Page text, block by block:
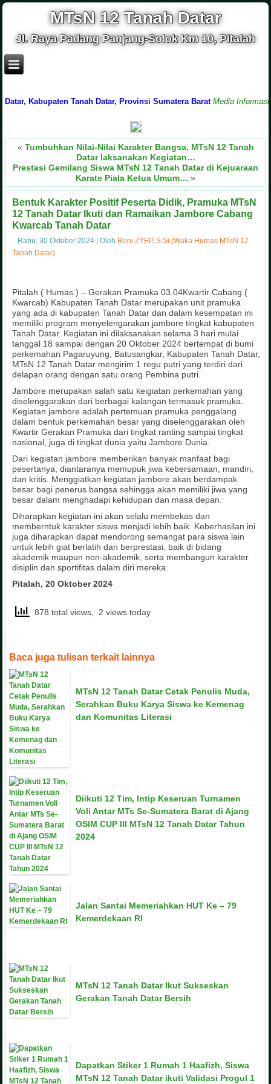
MTsN 12 Tanah Datar
Jl. Raya Padang Panjang-Solok Km 10, Pitalah
Kabupaten Tanah Datar, Provinsi Sumatera Barat Media Informasi dan
« Tumbuhkan Nilai-Nilai Karakter Bangsa, MTsN 12 Tanah
Datar laksanakan Kegiatan…
Prestasi Gemilang Siswa MTsN 12 Tanah Datar di Kejuaraan
Karate Piala Ketua Umum… »
Bentuk Karakter Positif Peserta Didik, Pramuka MTsN
12 Tanah Datar Ikuti dan Ramaikan Jambore Cabang
Kwarcab Tanah Datar
Rabu, 30 Oktober 2024 |Oleh Roni ZYEP, S.Si (Waka Humas MTsN 12
Tanah Datar)
Pitalah ( Humas ) – Gerakan Pramuka 03.04Kwartir Cabang (
Kwarcab) Kabupaten Tanah Datar merupakan unit pramuka
yang ada di kabupaten Tanah Datar dan dalam kesempatan ini
memiliki program menyelengarakan jambore tingkat kabupaten
Tanah Datar. Kegiatan ini dilaksanakan selama 3 hari mulai
tanggal 18 sampai dengan 20 Oktober 2024 bertempat di bumi
perkemahan Pagaruyung, Batusangkar, Kabupaten Tanah Datar,
MTsN 12 Tanah Datar mengirim 1 regu putri yang terdiri dari
delapan orang dengan satu orang Pembina putri.
Jambore merupakan salah satu keigiatan perkemahan yang
diselenggarakan dari berbagai kalangan termasuk pramuka.
Kegiatan jambore adalah pertemuan pramuka penggalang
dalam bentuk perkemahan besar yang diselenggarakan oleh
Kwartir Gerakan Pramuka dari tingkat ranting sampai tingkat
nasional, juga di tingkat dunia yaitu Jambore Dunia.
Dari kegiatan jambore memberikan banyak manfaat bagi
pesertanya, diantaranya memupuk jiwa kebersamaan, mandiri,
dan kritis. Menggiatkan kegiatan jambore akan berdampak
besar bagi penerus bangsa sehingga akan memiliki jiwa yang
besar dalam menghadapi kehidupan dan masa depan.
Diharapkan kegiatan ini akan selalu membekas dan
memberntuk karakter siswa menjadi lebih baik. Keberhasilan ini
juga diharapkan dapat mendorong semangat para siswa lain
untuk lebih giat berlatih dan berprestasi, baik di bidang
akademik maupun non-akademik, serta membangun karakter
disiplin dan sportifitas dalam diri mereka.
Pitalah, 20 Oktober 2024
878 total views, 2 views today
Baca juga tulisan terkait lainnya
MTsN 12 Tanah Datar Cetak Penulis Muda,
Serahkan Buku Karya Siswa ke Kemenag
dan Komunitas Literasi
Diikuti 12 Tim, Intip Keseruan Turnamen
Voli Antar MTs Se-Sumatera Barat di Ajang
OSIM CUP III MTsN 12 Tanah Datar Tahun
2024
Jalan Santai Memeriahkan HUT Ke – 79
Kemerdekaan RI
MTsN 12 Tanah Datar Ikut Sukseskan
Gerakan Tanah Datar Bersih
Dapatkan Stiker 1 Rumah 1 Haafizh, Siswa
MTsN 12 Tanah Datar ikuti Validasi Progul 1